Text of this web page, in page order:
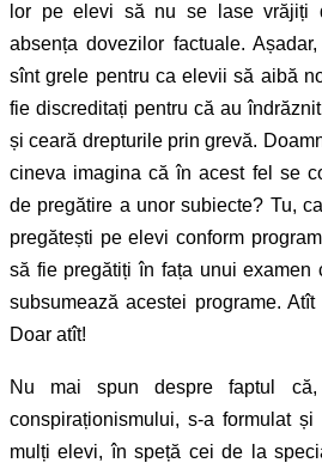
lor pe elevi să nu se lase vrăjiți
absența dovezilor factuale.
sînt grele pentru ca elevii să aibă
fie discreditați pentru că au
și ceară drepturile prin grevă.
cineva imagina că în acest fel se
de pregătire a unor subiecte? Tu,
pregătești pe elevi conform
să fie pregătiți în fața unui examen
subsumează acestei programe.
Doar atît!
Nu mai spun despre faptul
conspiraționismului, s-a formulat
mulți elevi, în speță cei de la